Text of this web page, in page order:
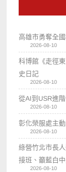
高雄市勇奪全
2026-08-10
科博館《走徑
史日記
2026-08-10
從AI到USR進
2026-08-10
彰化榮服處主
2026-08-10
綠營竹北市長
接班、籲藍白
2026-08-10